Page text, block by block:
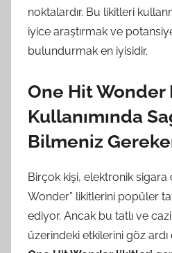
noktalardır. Bu likitleri
iyice araştırmak ve
bulundurmak en iyisidir.
One Hit Wonder
Kullanımında
Bilmeniz
Birçok kişi, elektronik sigara
Wonder” likitlerini popüler
ediyor. Ancak bu tatlı ve
üzerindeki etkilerini göz